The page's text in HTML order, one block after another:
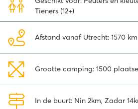
theater passen maar liefst 700 personen!
Onze accommodaties op
Holiday Resort
Onze verschillende accommodaties op
staan veelal op schaduwrijke plekken.
Supreme Lounge, dan heb je de hele
bolderkar tot je beschikking! Bekijk ons
boek direct.
Tieners (12+)
Afstand vanaf Utrecht: 1570 km
Grootte camping: 1500
In de buurt: Nin 2km, Zadar